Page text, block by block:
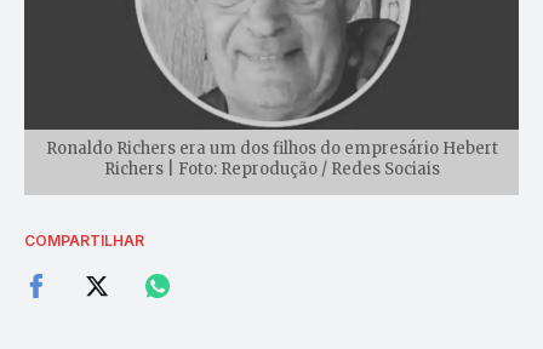
Ronaldo Richers era um dos filhos do empresário Hebert
Richers | Foto: Reprodução / Redes Sociais
COMPARTILHAR